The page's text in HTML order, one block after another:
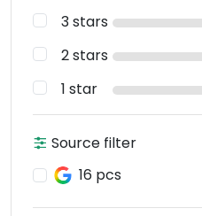
3 stars
2 stars
1 star
Source filter
16 pcs